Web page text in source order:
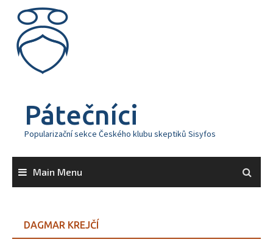
content
Pátečníci
Popularizační sekce Českého klubu skeptiků Sisyfos
Main Menu
DAGMAR KREJČÍ